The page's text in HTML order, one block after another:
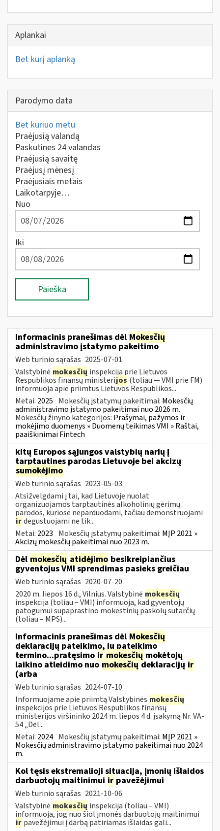
Aplankai
Bet kurį aplanką
Parodymo data
Bet kuriuo metu
Praėjusią valandą
Paskutines 24 valandas
Praėjusią savaitę
Praėjusį mėnesį
Praėjusiais metais
Laikotarpyje…
Nuo
Iki
Paieška
Informacinis pranešimas dėl Mokesčių
administravimo įstatymo pakeitimo
Web turinio sąrašas 2025-07-01
Valstybinė mokesčių inspekcija prie Lietuvos
Respublikos finansų ministerijos (toliau — VMI prie FM)
informuoja apie priimtus Lietuvos Respublikos...
Metai: 2025 Mokesčių įstatymų pakeitimai: Mokesčių
administravimo įstatymo pakeitimai nuo 2026 m.
Mokesčių žinyno kategorijos: Prašymai, pažymos ir
mokėjimo duomenys » Duomenų teikimas VMI » Raštai,
paaiškinimai Fintech
kitų Europos sąjungos valstybių narių į
tarptautines parodas Lietuvoje bei akcizų
sumokėjimo
Web turinio sąrašas 2023-05-03
Atsižvelgdami į tai, kad Lietuvoje nuolat
organizuojamos tarptautinės alkoholinių gėrimų
parodos, kuriose neparduodami, tačiau demonstruojami
irdegustuojami ne tik...
Metai: 2023 Mokesčių įstatymų pakeitimai: MĮP 2021 »
Akcizų mokesčių pakeitimai nuo 2023 m.
Dėl mokesčių atidėjimo besikreipiančius
gyventojus VMI sprendimas pasieks greičiau
Web turinio sąrašas 2020-07-20
2020 m. liepos 16 d., Vilnius. Valstybinė mokesčių
inspekcija (toliau – VMI) informuoja, kad gyventojų
patogumui supaprastino mokestinių paskolų sutarčių
(toliau – MPS)...
Informacinis pranešimas dėl Mokesčių
deklaracijų pateikimo, jų pateikimo
termino...pratęsimo ir mokesčių mokėtojų
laikino atleidimo nuomokesčiųdeklaracijų ir
(arba
Web turinio sąrašas 2024-07-10
Informuojame apie priimtą Valstybinės mokesčių
inspekcijos prie Lietuvos Respublikos finansų
ministerijos viršininko 2024 m. liepos 4 d. įsakymą Nr. VA-
54 „Dėl...
Metai: 2024 Mokesčių įstatymų pakeitimai: MĮP 2021 »
Mokesčių administravimo įstatymo pakeitimai nuo 2024
m.
Kol tęsis ekstremalioji situacija, įmonių išlaidos
darbuotojų maitinimui ir pavežėjimui
Web turinio sąrašas 2021-10-06
Valstybinė mokesčių inspekcija (toliau – VMI)
informuoja, jog nuo šiol įmonės darbuotojų maitinimui
ir pavežėjimui į darbą patiriamas išlaidas gali...